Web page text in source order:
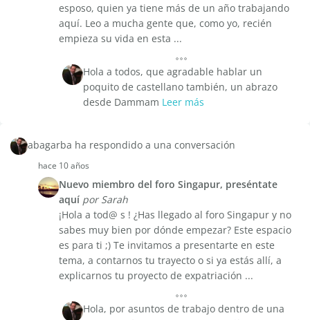
esposo, quien ya tiene más de un año trabajando
aquí. Leo a mucha gente que, como yo, recién
empieza su vida en esta ...
Hola a todos, que agradable hablar un
poquito de castellano también, un abrazo
desde Dammam Leer más
abagarba ha respondido a una conversación
hace 10 años
Nuevo miembro del foro Singapur, preséntate
aquí por Sarah
¡Hola a tod@ s ! ¿Has llegado al foro Singapur y no
sabes muy bien por dónde empezar? Este espacio
es para ti ;) Te invitamos a presentarte en este
tema, a contarnos tu trayecto o si ya estás allí, a
explicarnos tu proyecto de expatriación ...
Hola, por asuntos de trabajo dentro de una